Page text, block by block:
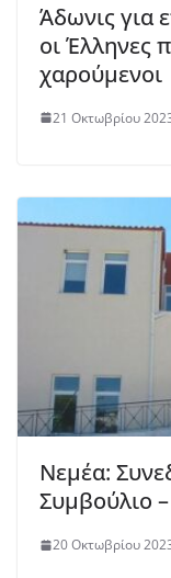
Άδωνις για
οι Έλληνες
χαρούμενοι
21 Οκτωβρίου
Νεμέα:
Συμβούλιο
20 Οκτωβρίου